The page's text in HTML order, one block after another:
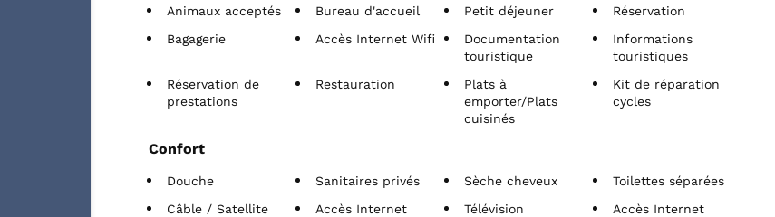
Animaux acceptés Bureau d'accueil Petit déjeuner
Réservation
Bagagerie
Accès Internet Wifi
Documentation
touristique
Informations
touristiques
Réservation de
prestations
Restauration
Plats à
emporter/Plats
cuisinés
Kit de réparation
cycles
Confort
Douche Sanitaires privés Sèche cheveux
Toilettes séparées
Câble / Satellite
Accès Internet
Télévision
Accès Internet